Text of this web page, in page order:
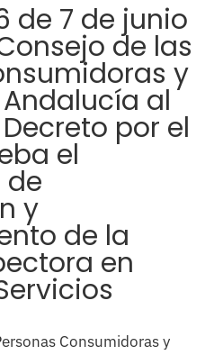
de 7 de junio
de las
y
al
por el
el
de
y
de la
en
Consumidoras y